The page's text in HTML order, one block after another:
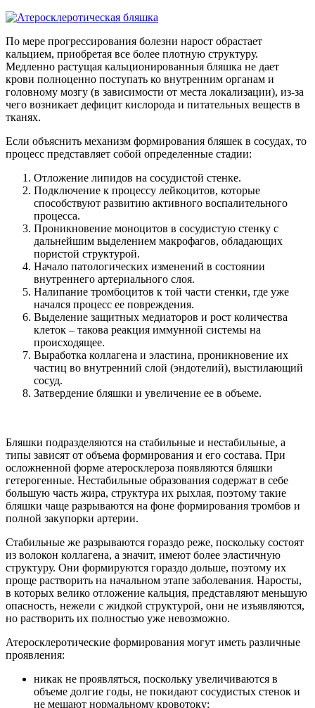
По мере прогрессирования болезни нарост обрастает
кальцием, приобретая все более плотную структуру.
Медленно растущая кальционированныя бляшка не дает
крови полноценно поступать ко внутренним органам и
головному мозгу (в зависимости от места локализации), из-за
чего возникает дефицит кислорода и питательных веществ в
тканях.
Если объяснить механизм формирования бляшек в сосудах, то
процесс представляет собой определенные стадии:
Отложение липидов на сосудистой стенке.
Подключение к процессу лейкоцитов, которые
способствуют развитию активного воспалительного
процесса.
Проникновение моноцитов в сосудистую стенку с
дальнейшим выделением макрофагов, обладающих
пористой структурой.
Начало патологических изменений в состоянии
внутреннего артериального слоя.
Налипание тромбоцитов к той части стенки, где уже
начался процесс ее повреждения.
Выделение защитных медиаторов и рост количества
клеток – такова реакция иммунной системы на
происходящее.
Выработка коллагена и эластина, проникновение их
частиц во внутренний слой (эндотелий), выстилающий
сосуд.
Затвердение бляшки и увеличение ее в объеме.
Бляшки подразделяются на стабильные и нестабильные, а
типы зависят от объема формирования и его состава. При
осложненной форме атеросклероза появляются бляшки
гетерогенные. Нестабильные образования содержат в себе
большую часть жира, структура их рыхлая, поэтому такие
бляшки чаще разрываются на фоне формирования тромбов и
полной закупорки артерии.
Стабильные же разрываются гораздо реже, поскольку состоят
из волокон коллагена, а значит, имеют более эластичную
структуру. Они формируются гораздо дольше, поэтому их
проще растворить на начальном этапе заболевания. Наросты,
в которых велико отложение кальция, представляют меньшую
опасность, нежели с жидкой структурой, они не изъявляются,
но растворить их полностью уже невозможно.
Атеросклеротические формирования могут иметь различные
проявления:
никак не проявляться, поскольку увеличиваются в
объеме долгие годы, не покидают сосудистых стенок и
не мешают нормальному кровотоку;